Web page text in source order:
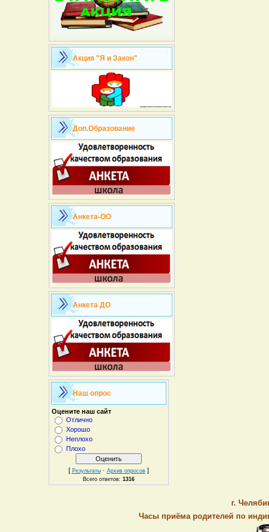
Акция "Я и Закон"
Доп.Образование
Анкета-ОО
Анкета ДО
Наш опрос
Оцените наш сайт
Отлично
Хорошо
Неплохо
Плохо
[ Результаты· Архив опросов]
Всего ответов: 1316
г.
Часы приёма родителей по